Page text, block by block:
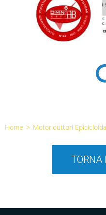
Home > Motoriduttori
TORNA